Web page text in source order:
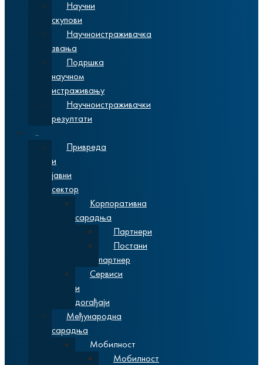
Научни
скупови
Научноистраживачка
звања
Подршка
научном
истраживању
Научноистраживачки
резултати
Привреда
и
јавни
сектор
Корпоративна
сарадња
Партнери
Постани
партнер
Сервиси
и
догађаји
Међународна
сарадња
Мобилност
Мобилност